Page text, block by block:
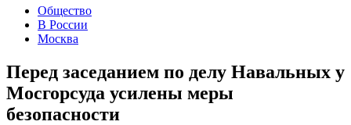
Общество
В России
Москва
Перед заседанием по делу Навальных у
Мосгорсуда усилены меры
безопасности